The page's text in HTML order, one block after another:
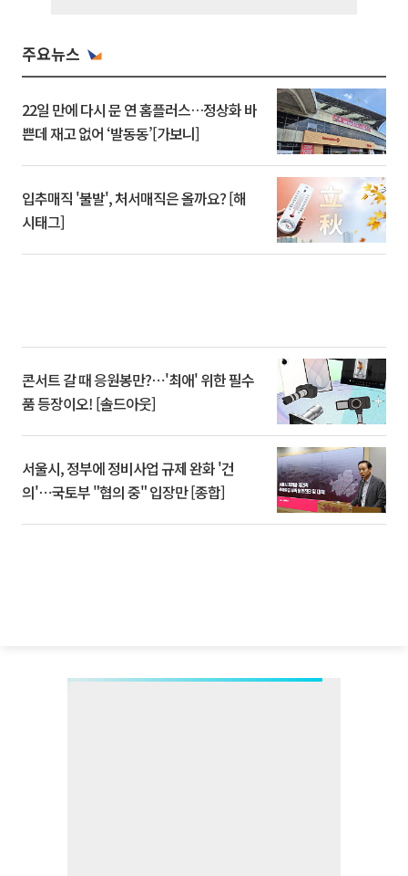
주요뉴스
22일 만에 다시 문 연 홈플러스…정상화 바
쁜데 재고 없어 ‘발동동’[가보니]
입추매직 '불발', 처서매직은 올까요? [해
시태그]
콘서트 갈 때 응원봉만?⋯'최애' 위한 필수
품 등장이오! [솔드아웃]
서울시, 정부에 정비사업 규제 완화 '건
의'⋯국토부 "협의 중" 입장만 [종합]